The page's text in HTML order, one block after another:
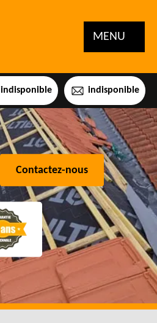
MENU
indisponible indisponible
Contactez-nous